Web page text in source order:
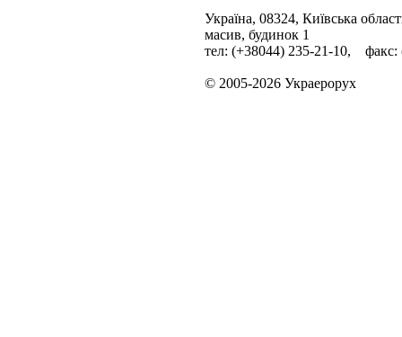
Україна, 08324, Київська
масив, будинок 1
тел: (+38044) 235-21-10, факс:
© 2005-2026 Украерорух